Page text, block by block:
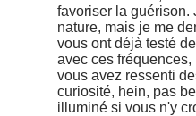
favoriser la guérison.
nature, mais je me
vous ont déjà testé
avec ces
vous avez ressenti
curiosité, hein, pas
illuminé si vous n'y